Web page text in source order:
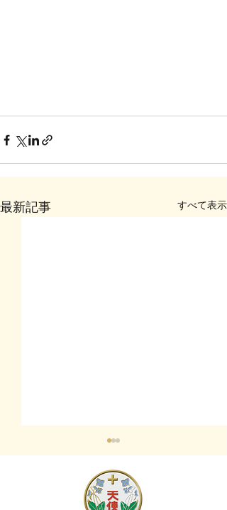
最新記事 すべて表示